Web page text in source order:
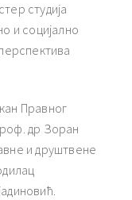
студија
и социјално
Правног
др Зоран
и друштвене